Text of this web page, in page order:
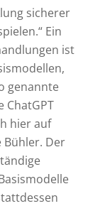
sicherer
Ein
ist
genannte
ChatGPT
hier auf
Bühler. Der